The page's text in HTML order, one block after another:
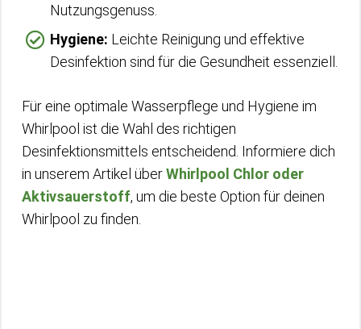
Nutzungsgenuss.
Hygiene: Leichte Reinigung und effektive
Desinfektion sind für die Gesundheit essenziell.
Für eine optimale Wasserpflege und Hygiene im
Whirlpool ist die Wahl des richtigen
Desinfektionsmittels entscheidend. Informiere dich
in unserem Artikel überWhirlpool Chlor oder
Aktivsauerstoff, um die beste Option für deinen
Whirlpool zu finden.